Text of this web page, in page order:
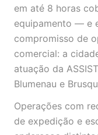
em até 8 horas
equipamento — e
compromisso de
comercial: a
atuação da
Blumenau e
Operações com
de expedição e